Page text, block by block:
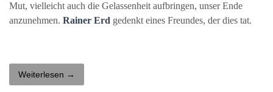
Mut, vielleicht auch die Gelassenheit aufbringen, unser Ende
anzunehmen. Rainer Erd gedenkt eines Freundes, der dies tat.
Weiterlesen →